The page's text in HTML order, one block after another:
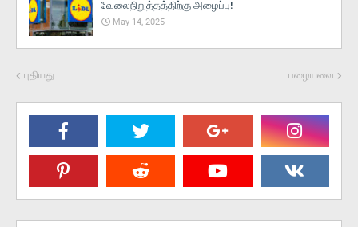
வேலைநிறுத்தத்திற்கு அழைப்பு!
May 14, 2025
புதியது பழையவை